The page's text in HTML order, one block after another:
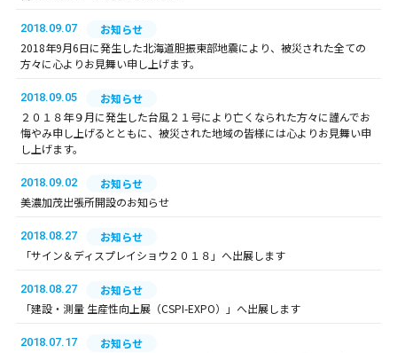
2018.09.07
お知らせ
2018年9月6日に発生した北海道胆振東部地震により、被災された全ての
方々に心よりお見舞い申し上げます。
2018.09.05
お知らせ
２０１８年９月に発生した台風２１号により亡くなられた方々に謹んでお
悔やみ申し上げるとともに、被災された地域の皆様には心よりお見舞い申
し上げます。
2018.09.02
お知らせ
美濃加茂出張所開設のお知らせ
2018.08.27
お知らせ
「サイン＆ディスプレイショウ２０１８」へ出展します
2018.08.27
お知らせ
「建設・測量 生産性向上展（CSPI-EXPO）」へ出展します
2018.07.17
お知らせ